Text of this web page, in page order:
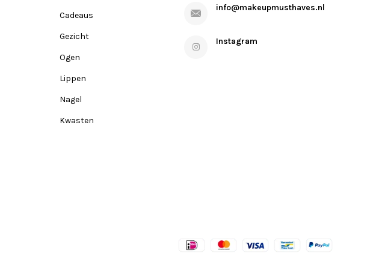
Cadeaus
Gezicht
Ogen
Lippen
Nagel
Kwasten
info@makeupmusthaves.nl
Instagram